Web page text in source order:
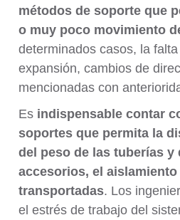
métodos de soporte que
o muy poco movimiento
determinados casos, la
expansión, cambios de
mencionadas con
Es indispensable contar
soportes que permita la
del peso de las tuberías y
accesorios, el
transportadas. Los
el estrés de trabajo del